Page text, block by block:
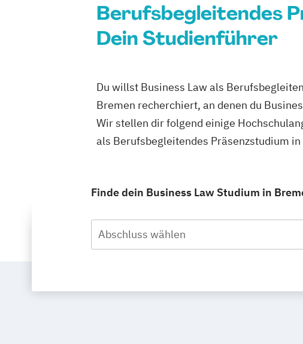
Berufsbegleitendes
Dein Studienführer
Du willst Business Law als
Bremen recherchiert, an denen du
Wir stellen dir folgend einige
als Berufsbegleitendes Präsenzstudium
Finde dein Business Law Studium in
Abschluss wählen